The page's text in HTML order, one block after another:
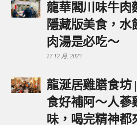
龍華閣川味牛肉
隱藏版美食，水
肉湯是必吃～
17 12 月, 2023
龍涎居雞膳食坊
食好補阿～人蔘
味，喝完精神都